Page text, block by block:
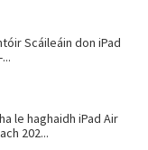
Scáileáin don iPad
le haghaidh iPad Air
202...